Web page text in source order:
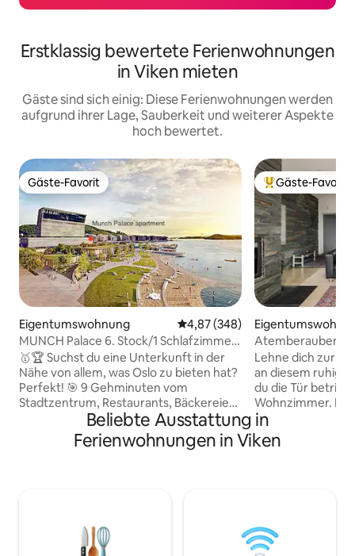
Erstklassig bewertete Ferienwohnungen
in Viken mieten
Gäste sind sich einig: Diese Ferienwohnungen werden
aufgrund ihrer Lage, Sauberkeit und weiterer Aspekte
hoch bewertet.
Gäste-Favorit
Gäste-Favorit
Eigentumswohnung Durchschnittliche Bewertung:
4,87 (348)
MUNCH Palace 6. Stock/1 Schlafzimmer
Wohnung Zentrum Balkon Terrasse
🥇🏆 Suchst du eine Unterkunft in der
Nähe von allem, was Oslo zu bieten hat?
Perfekt! 🎯 9 Gehminuten vom
Stadtzentrum, Restaurants, Bäckereien,
Geschäften und dem Osloer Fjord
entfernt. 🌊Genieße das Beste von Oslo
direkt vor der Haustür. 🗿 Neben dem
Einfacher eigenständiger Check-in 🪟
Verdunkelungsvorhänge in jedem
Beliebter Gäste-
Gäste-Favorit
Atemberaubende
der Natur
Lehne dich
an diesem ruhigen,
du die Tür
Wohnzimmer. Mit
Kamin. Ein Sofa
Nimm die Treppe
Küche und zum
der Nähe von
sein möchten.
Beliebte Ausstattung in
Ferienwohnungen in Viken